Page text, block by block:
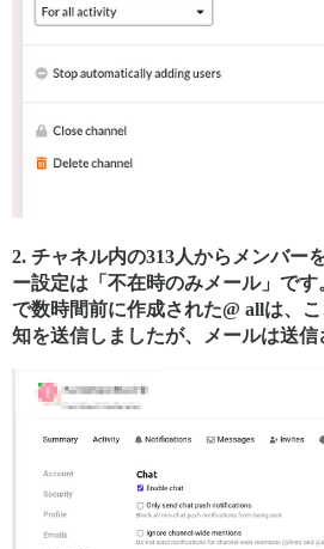
2. チャネル内の313人からメンバー
ー設定は「不在時のみメール」で
で数時間前に作成された@ allは、
知を送信しましたが、メールは送信